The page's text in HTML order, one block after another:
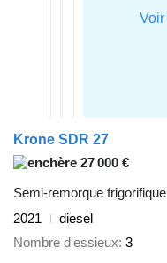
Krone SDR 27
27 000 €
Semi-remorque frigorifique
2021
diesel
Nombre d'essieux 3